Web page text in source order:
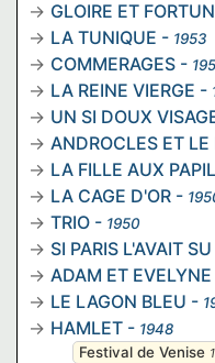
GLOIRE ET
LA TUNIQUE - 1953
COMMERAGES -
LA REINE VIERGE -
UN SI DOUX
ANDROCLES ET LE
LA FILLE AUX
LA CAGE D'OR -
TRIO - 1950
SI PARIS L'AVAIT
ADAM ET EVELYNE
LE LAGON BLEU -
HAMLET - 1948
Festival de Venise